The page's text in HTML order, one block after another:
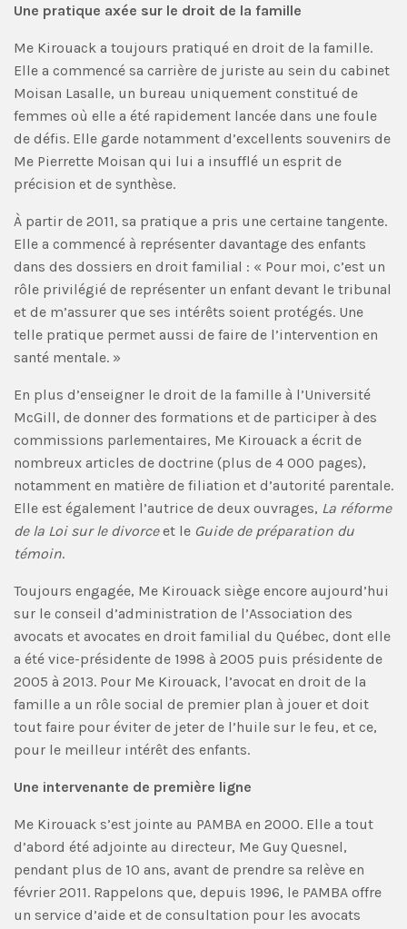
Une pratique axée sur le droit de la famille
Me Kirouack a toujours pratiqué en droit de la famille.
Elle a commencé sa carrière de juriste au sein du cabinet
Moisan Lasalle, un bureau uniquement constitué de
femmes où elle a été rapidement lancée dans une foule
de défis. Elle garde notamment d’excellents souvenirs de
Me Pierrette Moisan qui lui a insufflé un esprit de
précision et de synthèse.
À partir de 2011, sa pratique a pris une certaine tangente.
Elle a commencé à représenter davantage des enfants
dans des dossiers en droit familial : « Pour moi, c’est un
rôle privilégié de représenter un enfant devant le tribunal
et de m’assurer que ses intérêts soient protégés. Une
telle pratique permet aussi de faire de l’intervention en
santé mentale. »
En plus d’enseigner le droit de la famille à l’Université
McGill, de donner des formations et de participer à des
commissions parlementaires, Me Kirouack a écrit de
nombreux articles de doctrine (plus de 4 000 pages),
notamment en matière de filiation et d’autorité parentale.
Elle est également l’autrice de deux ouvrages, La réforme
de la Loi sur le divorceet le Guide de préparation du
témoin.
Toujours engagée, Me Kirouack siège encore aujourd’hui
sur le conseil d’administration de l’Association des
avocats et avocates en droit familial du Québec, dont elle
a été vice-présidente de 1998 à 2005 puis présidente de
2005 à 2013. Pour Me Kirouack, l’avocat en droit de la
famille a un rôle social de premier plan à jouer et doit
tout faire pour éviter de jeter de l’huile sur le feu, et ce,
pour le meilleur intérêt des enfants.
Une intervenante de première ligne
Me Kirouack s’est jointe au PAMBA en 2000. Elle a tout
d’abord été adjointe au directeur, Me Guy Quesnel,
pendant plus de 10 ans, avant de prendre sa relève en
février 2011. Rappelons que, depuis 1996, le PAMBA offre
un service d’aide et de consultation pour les avocats